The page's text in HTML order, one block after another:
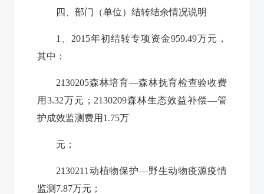
四、部门（单位）结转结余情况说明
1 2015年初结转专项资金959.49万元，
其中：
2130205森林培育—森林抚育检查验收费
用3.32万元； 2130209森林生态效益补偿—管
护成效监测费用 1.75万
元；
2130211 动植物保护—野生动物疫源疫情
监测 7.87万元；